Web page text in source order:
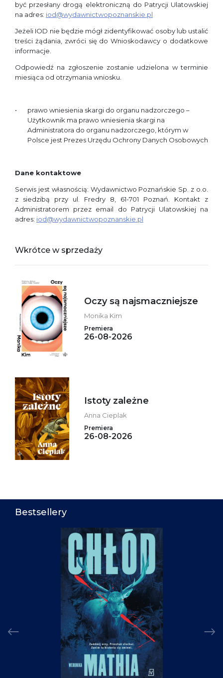
być przesłany drogą elektroniczną do Patrycji Ulatowskiej
na adres: iod@wydawnictwopoznanskie.pl
Jeżeli IOD nie będzie mógł zidentyfikować osoby lub ustalić
treści żądania, zwróci się do Wnioskodawcy o dodatkowe
informacje.
Odpowiedź na zgłoszenie zostanie udzielona w terminie
miesiąca od otrzymania wniosku.
prawo wniesienia skargi do organu nadzorczego –
Użytkownik ma prawo wniesienia skargi na
Administratora do organu nadzorczego, którym w
Polsce jest Prezes Urzędu Ochrony Danych Osobowych
Dane kontaktowe
Serwis jest własnością: Wydawnictwo Poznańskie Sp. z o.o.
z siedzibą przy ul. Fredry 8, 61-701 Poznań. Kontakt z
Administratorem przez email do Patrycji Ulatowskiej na
adres: iod@wydawnictwopoznanskie.pl
Wkrótce w sprzedaży
Oczy są najsmaczniejsze
Monika Kim
Premiera
26-08-2026
Istoty zależne
Anna Cieplak
Premiera
26-08-2026
Bestsellery